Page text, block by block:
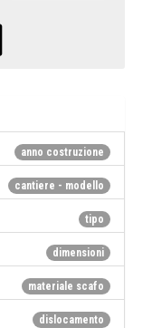
anno costruzione
cantiere - modello
tipo
dimensioni
materiale scafo
dislocamento